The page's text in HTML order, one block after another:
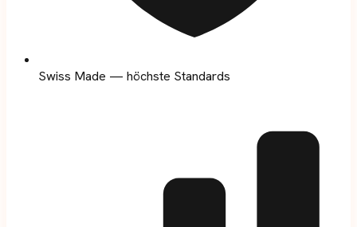
Swiss Made — höchste Standards